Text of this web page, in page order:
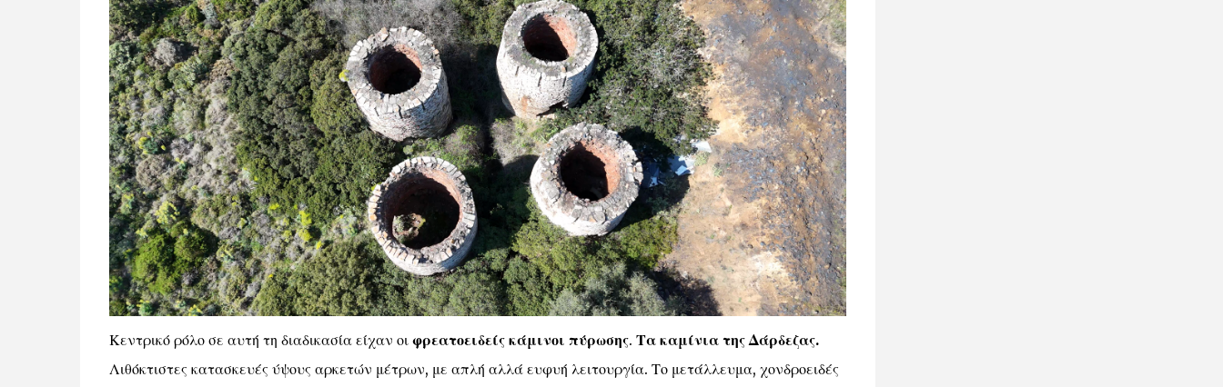
Κεντρικό ρόλο σε αυτή τη διαδικασία είχαν οι φρεατοειδείς κάμινοι πύρωσης. Τα καμίνια της Δάρδεζας.
Λιθόκτιστες κατασκευές ύψους αρκετών μέτρων, με απλή αλλά ευφυή λειτουργία. Το μετάλλευμα, χονδροειδές